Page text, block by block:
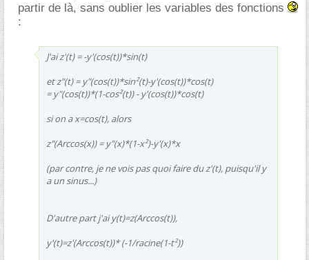
partir de là, sans oublier les variables des fonctions
:
J'ai z'(t) = -y'(cos(t))*sin(t)
et z"(t) = y"(cos(t))*sin²(t)-y'(cos(t))*cos(t)
= y"(cos(t))*(1-cos²(t)) - y'(cos(t))*cos(t)
si on a x=cos(t), alors
z"(Arccos(x)) = y"(x)*(1-x²)-y'(x)*x
(par contre, je ne vois pas quoi faire du z'(t), puisqu'il y
a un sinus...)
D'autre part j'ai y(t)=z(Arccos(t)),
y'(t)=z'(Arccos(t))* (-1/racine(1-t²))